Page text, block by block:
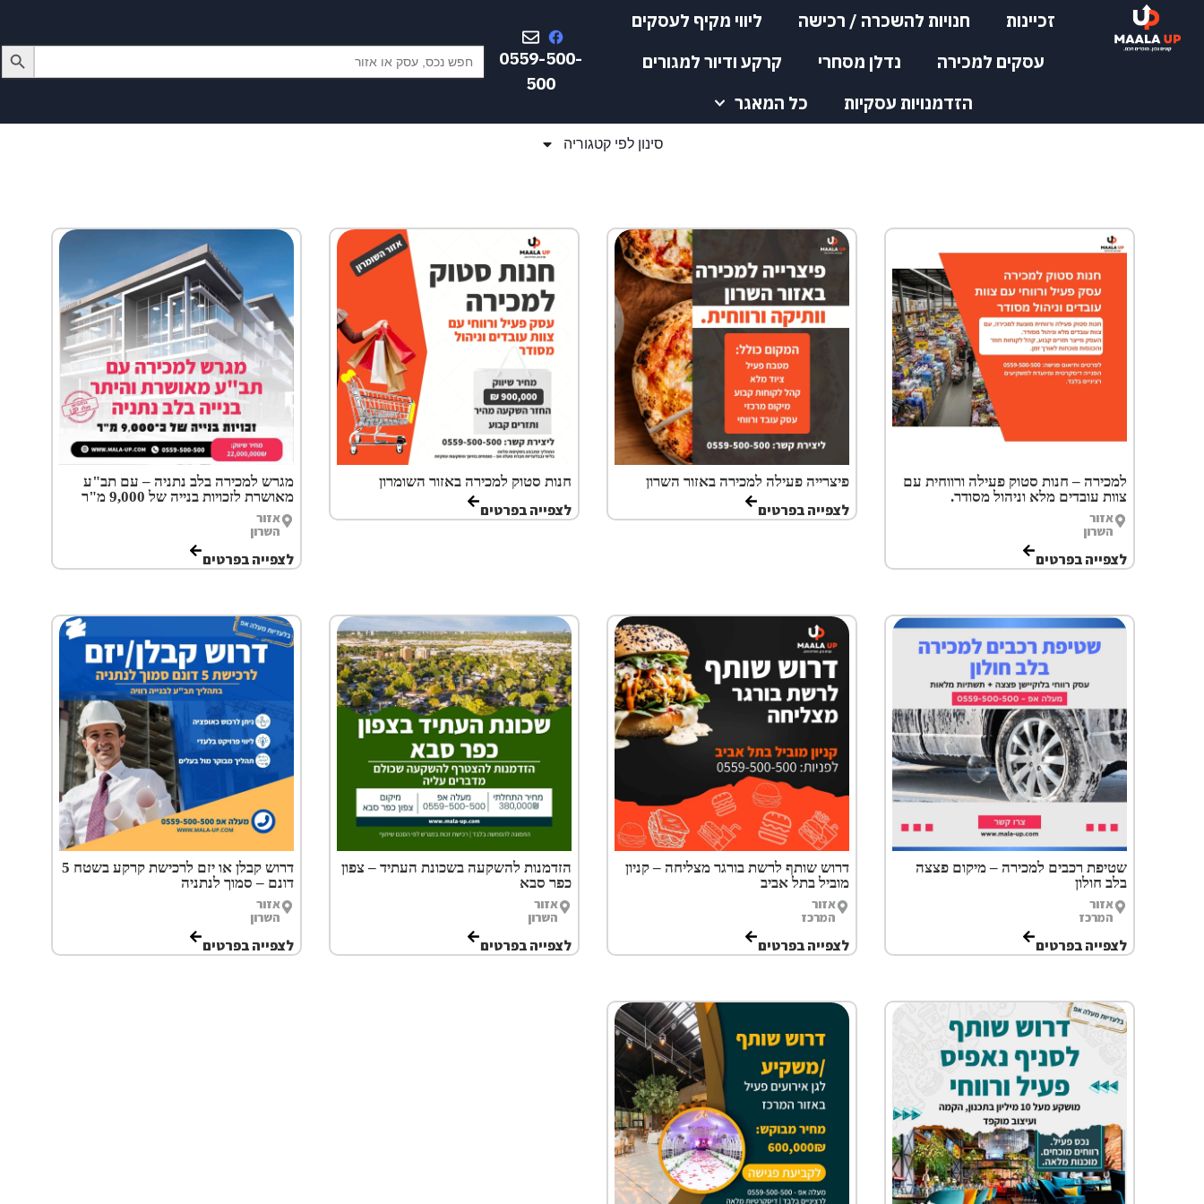
0559-500-
500
Search
for:
Search Button
זכיינות חנויות להשכרה / רכישה
ליווי מקיף לעסקים
עסקים למכירה
נדלן מסחרי
קרקע ודיור למגורים
הזדמנויות עסקיות
כל המאגר
סינון לפי קטגוריה
למכירה – חנות סטוק פעילה ורווחית עם
צוות עובדים מלא וניהול מסודר.
אזור
השרון
לצפייה בפרטים
פיצרייה פעילה למכירה באזור השרון
לצפייה בפרטים
חנות סטוק למכירה באזור השומרון
לצפייה בפרטים
מגרש למכירה בלב נתניה – עם תב"ע
מאושרת לזכויות בנייה של 9,000 מ"ר
אזור
השרון
לצפייה בפרטים
שטיפת רכבים למכירה – מיקום פצצה
בלב חולון
אזור
המרכז
לצפייה בפרטים
דרוש שותף לרשת בורגר מצליחה – קניון
מוביל בתל אביב
אזור
המרכז
לצפייה בפרטים
הזדמנות להשקעה בשכונת העתיד – צפון
כפר סבא
אזור
השרון
לצפייה בפרטים
דרוש קבלן או יזם לרכישת קרקע בשטח 5
דונם – סמוך לנתניה
אזור
השרון
לצפייה בפרטים